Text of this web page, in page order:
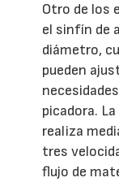
Otro de los
el sinfín de
diámetro,
pueden
picadora.
realiza
tres
flujo de